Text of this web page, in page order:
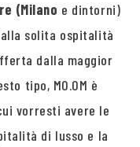
(Milano e dintorni)
solita ospitalità
dalla maggior
tipo, MO.OM è
vorresti avere le
di lusso e la